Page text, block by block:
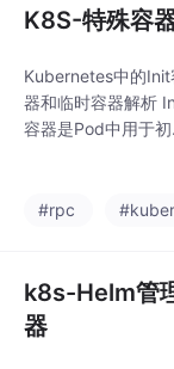
式需要为每个服务单
配置LB。Ingress作
层负载均衡器，通过
义路由规则实现多服
统一暴露，其核心组
包括： Ingress资源
理（如Ngin
K8S-特殊容
Kubernetes中的Init
器和临时容器解析
容器是Pod中用于初
行，常用于服务依
nit容器必须成功执行
会启动主容器，且具
独立生命周期。临时
#rpc
k8s-Helm管
器